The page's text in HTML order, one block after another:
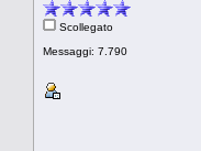
Scollegato
Messaggi: 7.790